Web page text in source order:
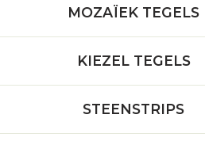
MOZAÏEK TEGELS
KIEZEL TEGELS
STEENSTRIPS